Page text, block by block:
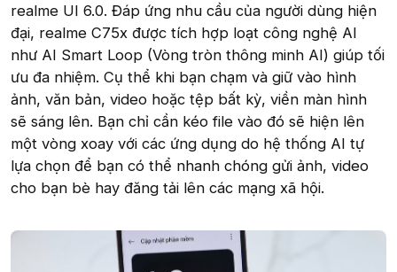
realme UI 6.0. Đáp ứng nhu cầu của người dùng hiện
đại, realme C75x được tích hợp loạt công nghệ AI
như AI Smart Loop (Vòng tròn thông minh AI) giúp tối
ưu đa nhiệm. Cụ thể khi bạn chạm và giữ vào hình
ảnh, văn bản, video hoặc tệp bất kỳ, viền màn hình
sẽ sáng lên. Bạn chỉ cần kéo file vào đó sẽ hiện lên
một vòng xoay với các ứng dụng do hệ thống AI tự
lựa chọn để bạn có thể nhanh chóng gửi ảnh, video
cho bạn bè hay đăng tải lên các mạng xã hội.